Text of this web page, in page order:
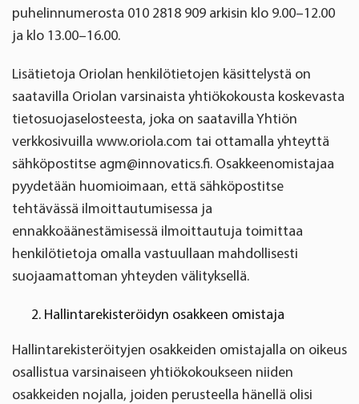
puhelinnumerosta 010 2818 909 arkisin klo 9.00–12.00
ja klo 13.00–16.00.
Lisätietoja Oriolan henkilötietojen käsittelystä on
saatavilla Oriolan varsinaista yhtiökokousta koskevasta
tietosuojaselosteesta, joka on saatavilla Yhtiön
verkkosivuilla www.oriola.com tai ottamalla yhteyttä
sähköpostitse agm@innovatics.fi. Osakkeenomistajaa
pyydetään huomioimaan, että sähköpostitse
tehtävässä ilmoittautumisessa ja
ennakkoäänestämisessä ilmoittautuja toimittaa
henkilötietoja omalla vastuullaan mahdollisesti
suojaamattoman yhteyden välityksellä.
Hallintarekisteröidyn osakkeen omistaja
Hallintarekisteröityjen osakkeiden omistajalla on oikeus
osallistua varsinaiseen yhtiökokoukseen niiden
osakkeiden nojalla, joiden perusteella hänellä olisi